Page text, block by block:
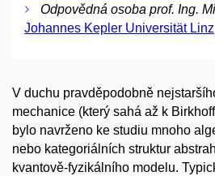
Odpovědná osoba prof. Ing.
Johannes Kepler Universität Linz
V duchu pravděpodobně
mechanice (který sahá až k
bylo navrženo ke studiu mnoho
nebo kategoriálních struktur
kvantově-fyzikálního modelu.